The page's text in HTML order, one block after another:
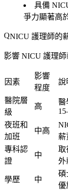
具備
爭力顯著高
NICU 護理師的
影響 NICU 護理
因素
影響
程度
說
醫院層
級
高
醫
夜班和
加班
中高
薪
專科認
證
中
取
外
學歷 中
碩
優